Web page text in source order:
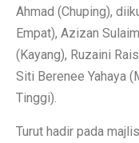
Ahmad (Chuping),
Empat), Azizan
(Kayang), Ruzaini
Siti Berenee Yahaya
Tinggi).
Turut hadir pada